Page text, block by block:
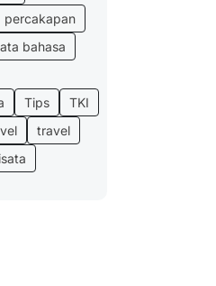
percakapan
bahasa
Tips
TKI
travel